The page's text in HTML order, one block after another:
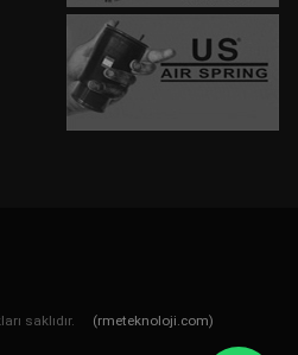
saklıdır. (rmeteknoloji.com)